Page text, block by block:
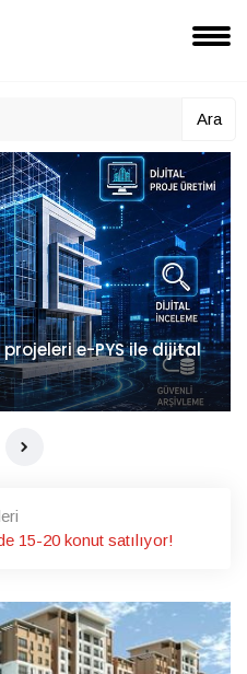
Ara
e-PYS ile dijital
15-20 konut satılıyor!